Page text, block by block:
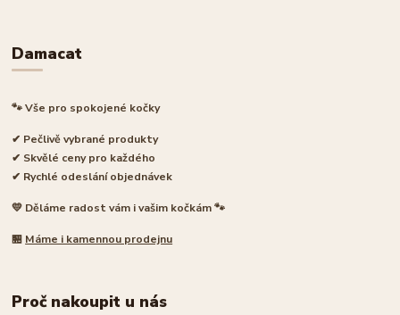
Damacat
🐾 Vše pro spokojené kočky
✔ Pečlivě vybrané produkty
✔ Skvělé ceny pro každého
✔ Rychlé odeslání objednávek
💛 Děláme radost vám i vašim kočkám 🐾
🏪 Máme i kamennou prodejnu
Proč nakoupit u nás